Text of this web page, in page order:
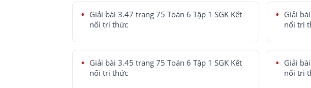
Giải bài 3.47 trang 75 Toán 6 Tập 1 SGK Kết
nối tri thức
Giải
nối tri
Giải bài 3.45 trang 75 Toán 6 Tập 1 SGK Kết
nối tri thức
Giải
nối tri